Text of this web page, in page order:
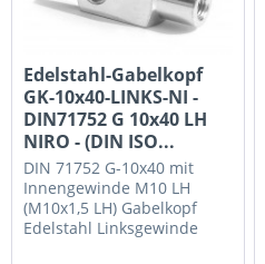
Edelstahl-Gabelkopf
GK-10x40-LINKS-NI -
DIN71752 G 10x40 LH
NIRO - (DIN ISO...
DIN 71752 G-10x40 mit
Innengewinde M10 LH
(M10x1,5 LH) Gabelkopf
Edelstahl Linksgewinde